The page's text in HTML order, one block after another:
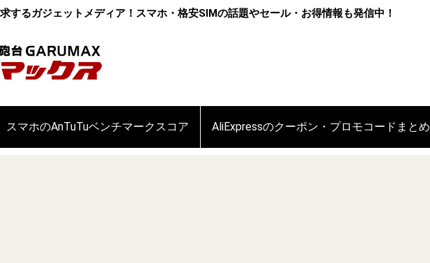
するガジェットメディア！スマホ・格安SIMの話題やセール・お得情報も発信中！
スマホのAnTuTuベンチマークスコア AliExpressのクーポン・プロモコードまとめ